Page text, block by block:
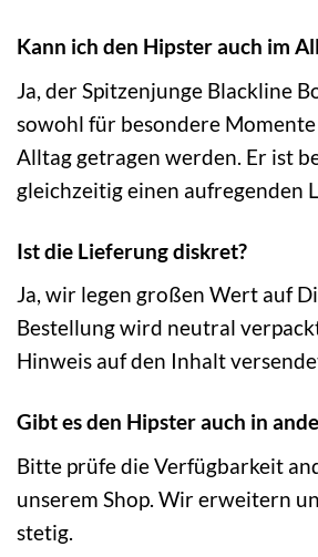
Kann ich den Hipster auch im
Ja, der Spitzenjunge Blackline
sowohl für besondere Momente
Alltag getragen werden. Er ist
gleichzeitig einen aufregenden
Ist die Lieferung diskret?
Ja, wir legen großen Wert auf
Bestellung wird neutral
Hinweis auf den Inhalt
Gibt es den Hipster auch in
Bitte prüfe die Verfügbarkeit
unserem Shop. Wir erweitern
stetig.